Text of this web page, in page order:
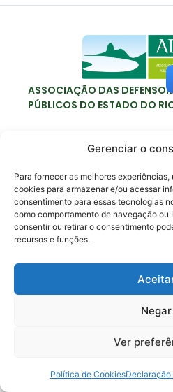
Gerenciar o
Para fornecer as melhores
cookies para armazenar e/ou acessar
consentimento para essas tecnologias
como comportamento de navegação ou
consentir ou retirar o consentimento
recursos e funções.
Negar
Ver
Política de CookiesDeclaração
ASSOCIAÇÃO DAS
PÚBLICOS DO ESTADO DO
Contato
adperj@adperj.com.br
(21) 2220-6022
Janeiro - RJ - CEP: 20011-